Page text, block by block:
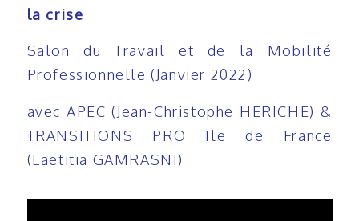
la crise
Salon du Travail et de la Mobilité
Professionnelle (Janvier 2022)
avec APEC (Jean-Christophe HERICHE) &
TRANSITIONS PRO Ile de France
(Laetitia GAMRASNI)